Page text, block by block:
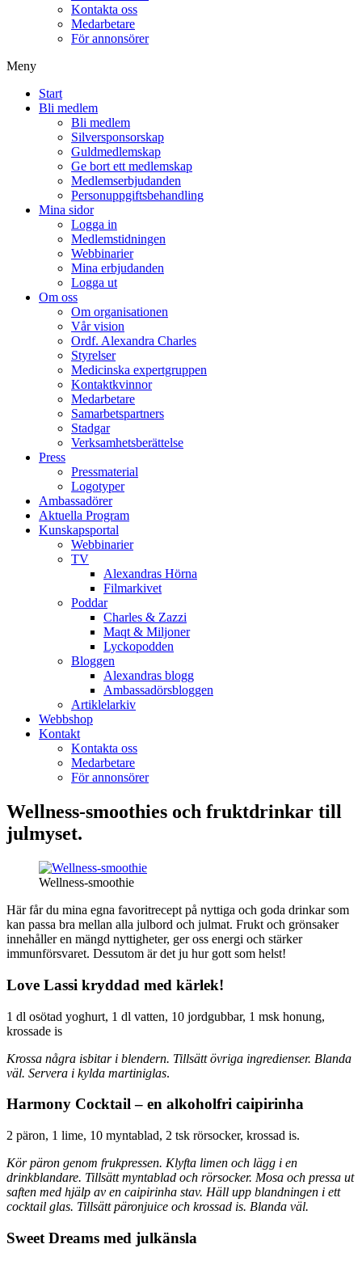
Kontakta oss
Medarbetare
För annonsörer
Meny
Start
Bli medlem
Bli medlem
Silversponsorskap
Guldmedlemskap
Ge bort ett medlemskap
Medlemserbjudanden
Personuppgiftsbehandling
Mina sidor
Logga in
Medlemstidningen
Webbinarier
Mina erbjudanden
Logga ut
Om oss
Om organisationen
Vår vision
Ordf. Alexandra Charles
Styrelser
Medicinska expertgruppen
Kontaktkvinnor
Medarbetare
Samarbetspartners
Stadgar
Verksamhetsberättelse
Press
Pressmaterial
Logotyper
Ambassadörer
Aktuella Program
Kunskapsportal
Webbinarier
TV
Alexandras Hörna
Filmarkivet
Poddar
Charles & Zazzi
Maqt & Miljoner
Lyckopodden
Bloggen
Alexandras blogg
Ambassadörsbloggen
Artiklelarkiv
Webbshop
Kontakt
Kontakta oss
Medarbetare
För annonsörer
Wellness-smoothies och fruktdrinkar till
julmyset.
Wellness-smoothie
Här får du mina egna favoritrecept på nyttiga och goda drinkar som
kan passa bra mellan alla julbord och julmat. Frukt och grönsaker
innehåller en mängd nyttigheter, ger oss energi och stärker
immunförsvaret. Dessutom är det ju hur gott som helst!
Love Lassi kryddad med kärlek!
1 dl osötad yoghurt, 1 dl vatten, 10 jordgubbar, 1 msk honung,
krossade is
Krossa några isbitar i blendern. Tillsätt övriga ingredienser. Blanda
väl. Servera i kylda martiniglas.
Harmony Cocktail – en alkoholfri caipirinha
2 päron, 1 lime, 10 myntablad, 2 tsk rörsocker, krossad is.
Kör päron genom frukpressen. Klyfta limen och lägg i en
drinkblandare. Tillsätt myntablad och rörsocker. Mosa och pressa ut
saften med hjälp av en caipirinha stav. Häll upp blandningen i ett
cocktail glas. Tillsätt päronjuice och krossad is. Blanda väl.
Sweet Dreams med julkänsla